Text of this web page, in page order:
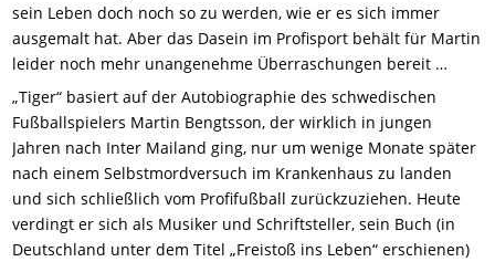
sein Leben doch noch so zu werden, wie er es sich immer
ausgemalt hat. Aber das Dasein im Profisport behält für Martin
leider noch mehr unangenehme Überraschungen bereit …
„Tiger“ basiert auf der Autobiographie des schwedischen
Fußballspielers Martin Bengtsson, der wirklich in jungen
Jahren nach Inter Mailand ging, nur um wenige Monate später
nach einem Selbstmordversuch im Krankenhaus zu landen
und sich schließlich vom Profifußball zurückzuziehen. Heute
verdingt er sich als Musiker und Schriftsteller, sein Buch (in
Deutschland unter dem Titel „Freistoß ins Leben“ erschienen)